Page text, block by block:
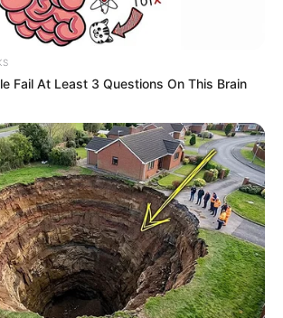
Fail At Least 3 Questions On This Brain